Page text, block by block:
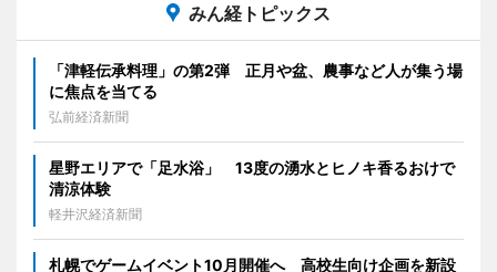
みん経トピックス
「津軽伝承料理」の第2弾 正月や盆、農事など人が集う場
に焦点を当てる
弘前経済新聞
星野エリアで「足水浴」 13度の湧水とヒノキ香るおけで
清涼体験
軽井沢経済新聞
札幌でゲームイベント10月開催へ 高校生向け企画を新設